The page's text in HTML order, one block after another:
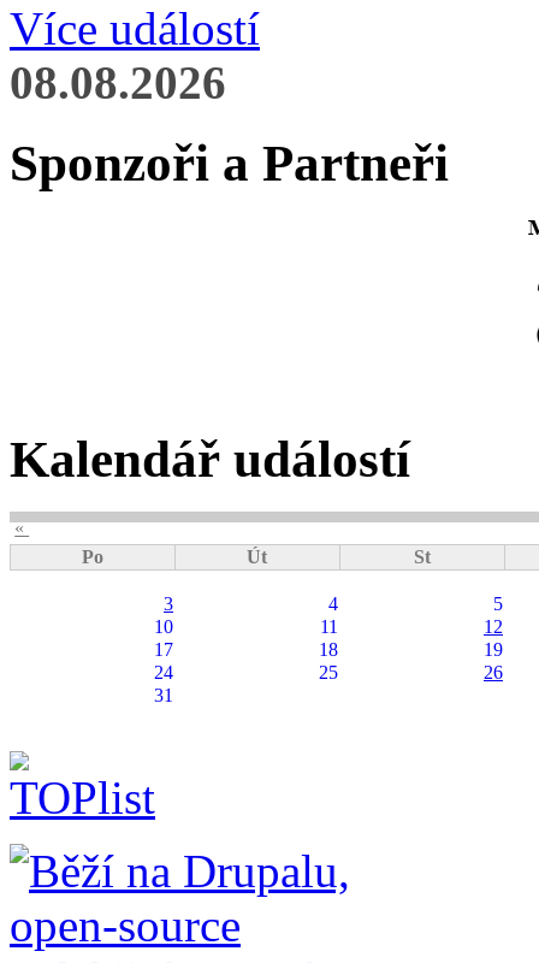
Více událostí
08.08.2026
Sponzoři a Partneři
Kalendář událostí
«
Po
Út St
3 4
5
10
11
12
17
18
19
24
25
26
31